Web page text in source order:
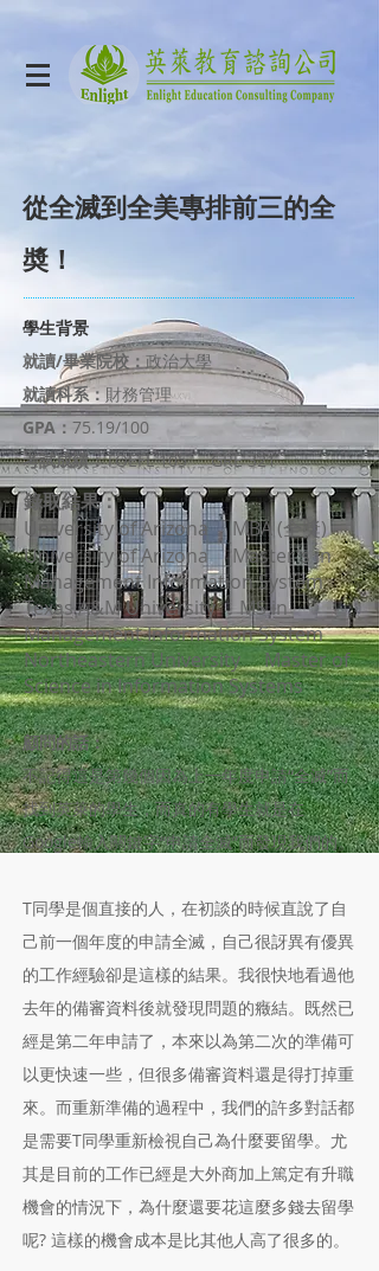
從全滅到全美專排前三的全
奬！
學生背景
就讀/畢業院校：政治大學
就讀科系：財務管理
GPA： 75.19/100
考試成績：TOEFL 105 GRE 321
錄取結果：
University of Arizona MBA (全獎)
University of Arizona Master's in
Management Information System
Texas A&M University MS in
Management Information System
Northeastern University Master of
Science in Information Systems
顧問的話：
不記得這是第幾個因為上一年度申請“全滅”而
找到英萊的學生，而真的有學生就是在
Google輸入關鍵字“申請全滅”而發現我們的。
T同學是個直接的人，在初談的時候直說了自
己前一個年度的申請全滅，自己很訝異有優異
的工作經驗卻是這樣的結果。我很快地看過他
去年的備審資料後就發現問題的癥結。既然已
經是第二年申請了，本來以為第二次的準備可
以更快速一些，但很多備審資料還是得打掉重
來。而重新準備的過程中，我們的許多對話都
是需要T同學重新檢視自己為什麼要留學。尤
其是目前的工作已經是大外商加上篤定有升職
機會的情況下，為什麼還要花這麼多錢去留學
呢? 這樣的機會成本是比其他人高了很多的。